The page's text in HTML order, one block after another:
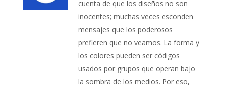
cuenta de que los diseños no son
inocentes; muchas veces esconden
mensajes que los poderosos
prefieren que no veamos. La forma y
los colores pueden ser códigos
usados por grupos que operan bajo
la sombra de los medios. Por eso,